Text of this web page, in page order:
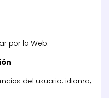
por la Web.
del usuario: idioma,